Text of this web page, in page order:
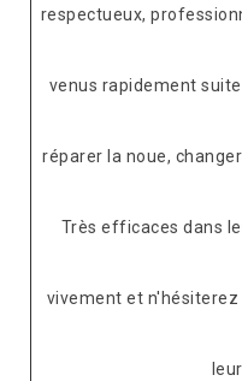
respectueux,
venus rapidement
réparer la noue,
Très efficaces dans
vivement et n'hésiterez